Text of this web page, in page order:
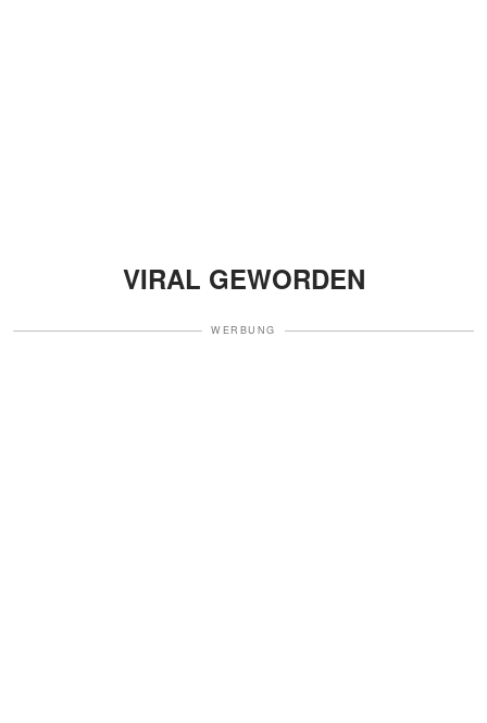
VIRAL GEWORDEN
WERBUNG